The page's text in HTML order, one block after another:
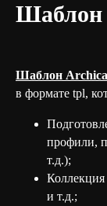
Шаблон
Шаблон
в формате tpl,
профили,
т.д.);
Коллекция
и т.д.;